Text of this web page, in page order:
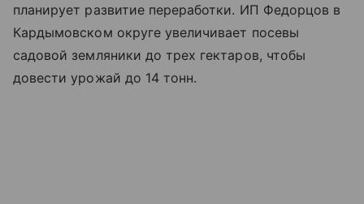
планирует развитие переработки. ИП Федорцов в
Кардымовском округе увеличивает посевы
садовой земляники до трех гектаров, чтобы
довести урожай до 14 тонн.